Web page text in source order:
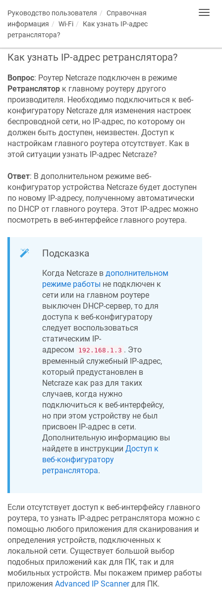
Руководство пользователя
Справочная
информация
Wi-Fi
Как узнать IP-адрес
ретранслятора?
Как узнать IP-адрес ретранслятора?
Вопрос: Роутер Netcraze подключен в режиме
Ретранслятор к главному роутеру другого
производителя. Необходимо подключиться к веб-
конфигуратору Netcraze для изменения настроек
беспроводной сети, но IP-адрес, по которому он
должен быть доступен, неизвестен. Доступ к
настройкам главного роутера отсутствует. Как в
этой ситуации узнать IP-адрес Netcraze?
Ответ: В дополнительном режиме веб-
конфигуратор устройства Netcraze будет доступен
по новому IP-адресу, полученному автоматически
по DHCP от главного роутера. Этот IP-адрес можно
посмотреть в веб-интерфейсе главного роутера.
Подсказка
Когда Netcraze в дополнительном
режиме работы не подключен к
сети или на главном роутере
выключен DHCP-сервер, то для
доступа к веб-конфигуратору
следует воспользоваться
статическим IP-
адресом
192.168.1.3 . Это
временный служебный IP-адрес,
который предустановлен в
Netcraze как раз для таких
случаев, когда нужно
подключиться к веб-интерфейсу,
но при этом устройству не был
присвоен IP-адрес в сети.
Дополнительную информацию вы
найдете в инструкции Доступ к
веб-конфигуратору
ретранслятора.
Если отсутствует доступ к веб-интерфейсу главного
роутера, то узнать IP-адрес ретранслятора можно с
помощью любого приложения для сканирования и
определения устройств, подключенных к
локальной сети. Существует большой выбор
подобных приложений как для ПК, так и для
мобильных устройств. Мы покажем пример работы
приложения Advanced IP Scannerдля ПК.